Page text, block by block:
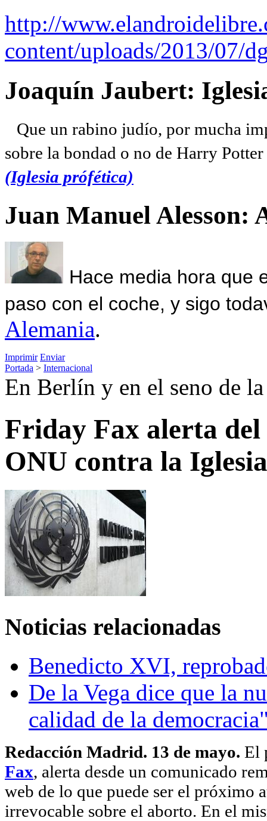
http://
content/uploads/2013/07/
Joaquín Jaubert:
Que un rabino judío, por mucha
sobre la bondad o no de Harry
(Iglesia prófética)
Juan Manuel Alesson:
Hace media hora que
paso con el coche, y sigo
Alemania.
Imprimir Enviar
Portada > Internacional
En Berlín y en el seno de
Friday Fax alerta
ONU contra la Iglesia
Noticias relacionadas
Benedicto XVI,
De la Vega dice que la
calidad de la
Redacción Madrid. 13 de mayo. El
Fax, alerta desde un comunicado
web de lo que puede ser el próximo
irrevocable sobre el aborto. En el